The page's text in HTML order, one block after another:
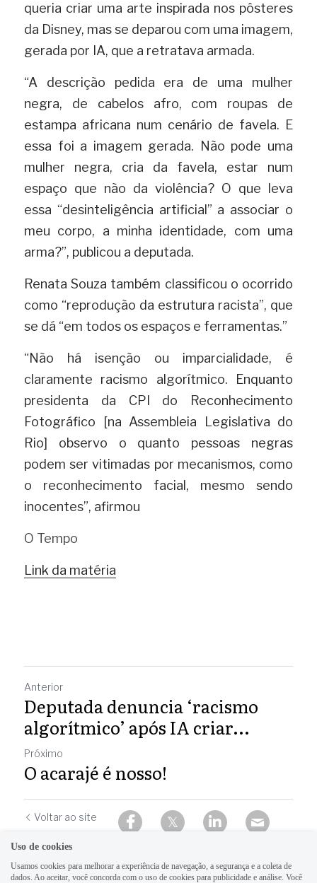
queria criar uma arte inspirada nos pôsteres
da Disney, mas se deparou com uma imagem,
gerada por IA, que a retratava armada.
“A descrição pedida era de uma mulher
negra, de cabelos afro, com roupas de
estampa africana num cenário de favela. E
essa foi a imagem gerada. Não pode uma
mulher negra, cria da favela, estar num
espaço que não da violência? O que leva
essa “desinteligência artificial” a associar o
meu corpo, a minha identidade, com uma
arma?”, publicou a deputada.
Renata Souza também classificou o ocorrido
como “reprodução da estrutura racista”, que
se dá “em todos os espaços e ferramentas.”
“Não há isenção ou imparcialidade, é
claramente racismo algorítmico. Enquanto
presidenta da CPI do Reconhecimento
Fotográfico [na Assembleia Legislativa do
Rio] observo o quanto pessoas negras
podem ser vitimadas por mecanismos, como
o reconhecimento facial, mesmo sendo
inocentes”, afirmou
O Tempo
Link da matéria
Anterior
Deputada denuncia ‘racismo
algorítmico’ após IA criar...
Próximo
O acarajé é nosso!
Voltar ao site
Uso de cookies
Usamos cookies para melhorar a experiência de navegação, a segurança e a coleta de
dados. Ao aceitar, você concorda com o uso de cookies para publicidade e análise. Você